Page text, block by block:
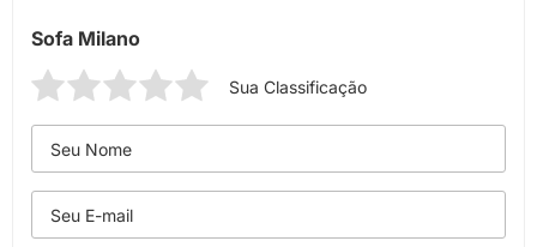
Sofa Milano
Sua Classificação